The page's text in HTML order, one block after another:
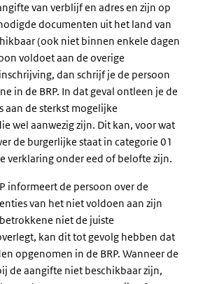
van verblijf en adres en zijn op
documenten uit het land van
(ook niet binnen enkele dagen
voldoet aan de overige
dan schrijf je de persoon
in de BRP. In dat geval ontleen je de
aan de sterkst mogelijke
wel aanwezig zijn. Dit kan, voor wat
de burgerlijke staat in categorie 01
verklaring onder eed of belofte zijn.
informeert de persoon over de
van het niet voldoen aan zijn
niet de juiste
kan dit tot gevolg hebben dat
opgenomen in de BRP. Wanneer de
de aangifte niet beschikbaar zijn,